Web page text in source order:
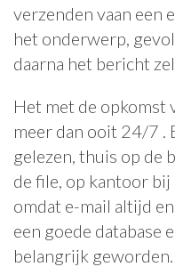
verzenden vaan een
het onderwerp,
daarna het bericht
Het met de opkomst
meer dan ooit 24/7 .
gelezen, thuis op de
de file, op kantoor
omdat e-mail altijd
een goede database
belangrijk geworden.